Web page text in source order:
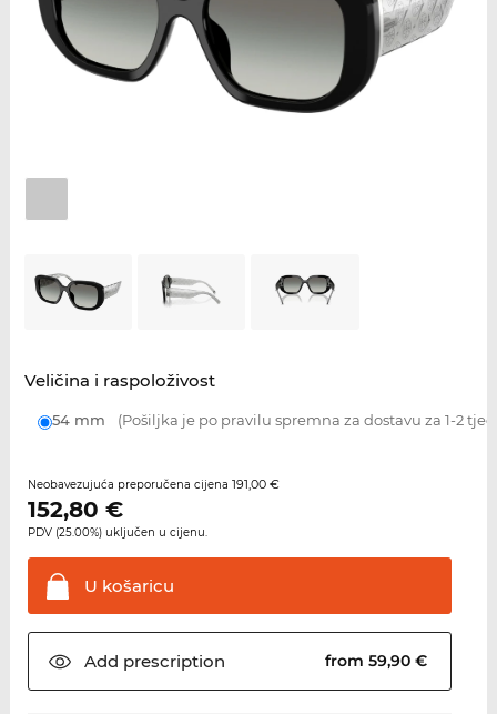
Veličina i raspoloživost
54 mm (Pošiljka je po pravilu spremna za dostavu za 1-2
Neobavezujuća preporučena cijena 191,00 €
152,80 €
PDV (25.00%) uključen u cijenu.
U košaricu
Add prescription from 59,90 €